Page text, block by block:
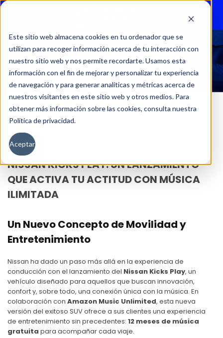
Este sitio web almacena cookies en tu ordenador que se
utilizan para recoger información acerca de tu interacción con
nuestro sitio web y nos permite recordarte. Usamos esta
información con el fin de mejorar y personalizar tu experiencia
de navegación y para generar analíticas y métricas acerca de
nuestros visitantes en este sitio web y otros medios. Para
obtener más información sobre las cookies, consulta nuestra
Política de privacidad.
Aceptar
NOTICIAS
20
FEB
NISSAN KICKS PLAY: UN LANZAMIENTO
QUE ACTIVA TU ACTITUD CON MÚSICA
ILIMITADA
Un Nuevo Concepto de Movilidad y
Entretenimiento
Nissan ha dado un paso más allá en la experiencia de
conducción con el lanzamiento del Nissan Kicks Play, un
vehículo diseñado para aquellos que buscan innovación,
confort y, sobre todo, una conexión única con la música. En
colaboración con Amazon Music Unlimited, esta nueva
versión del exitoso SUV ofrece a sus clientes una experiencia
de entretenimiento sin precedentes: 12 meses de música
gratuita para acompañar cada viaje.